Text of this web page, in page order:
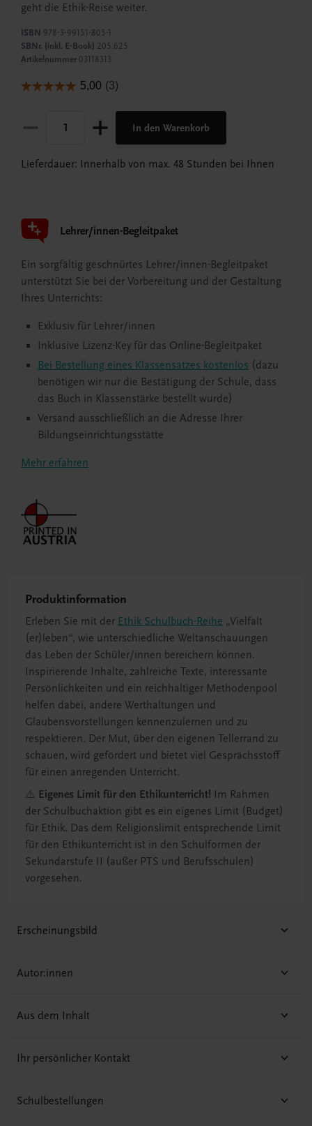
geht die Ethik-Reise weiter.
ISBN 978-3-99151-805-1
SBNr. (inkl. E-Book) 205.625
Artikelnummer 03118313
In den Warenkorb
Lieferdauer: Innerhalb von max. 48 Stunden bei Ihnen
Lehrer/innen-Begleitpaket
Ein sorgfältig geschnürtes Lehrer/innen-Begleitpaket
unterstützt Sie bei der Vorbereitung und der Gestaltung
Ihres Unterrichts:
Exklusiv für Lehrer/innen
Inklusive Lizenz-Key für das Online-Begleitpaket
Bei Bestellung eines Klassensatzes kostenlos (dazu
benötigen wir nur die Bestätigung der Schule, dass
das Buch in Klassenstärke bestellt wurde)
Versand ausschließlich an die Adresse Ihrer
Bildungseinrichtungsstätte
Mehr erfahren
Produktinformation
Erleben Sie mit der Ethik Schulbuch-Reihe „Vielfalt
(er)leben“, wie unterschiedliche Weltanschauungen
das Leben der Schüler/innen bereichern können.
Inspirierende Inhalte, zahlreiche Texte, interessante
Persönlichkeiten und ein reichhaltiger Methodenpool
helfen dabei, andere Werthaltungen und
Glaubensvorstellungen kennenzulernen und zu
respektieren. Der Mut, über den eigenen Tellerrand zu
schauen, wird gefördert und bietet viel Gesprächsstoff
für einen anregenden Unterricht.
⚠️ Eigenes Limit für den Ethikunterricht! Im Rahmen
der Schulbuchaktion gibt es ein eigenes Limit (Budget)
für Ethik. Das dem Religionslimit entsprechende Limit
für den Ethikunterricht ist in den Schulformen der
Sekundarstufe II (außer PTS und Berufsschulen)
vorgesehen.
Erscheinungsbild
Autor:innen
Aus dem Inhalt
Ihr persönlicher Kontakt
Schulbestellungen